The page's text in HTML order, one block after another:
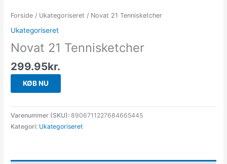
Forside / Ukategoriseret / Novat 21 Tennisketcher
Ukategoriseret
Novat 21 Tennisketcher
299.95kr.
KØB NU
Varenummer (SKU):8906711227684665445
Kategori: Ukategoriseret